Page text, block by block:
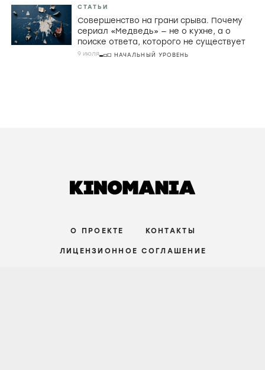
СТАТЬИ
Совершенство на грани срыва. Почему
сериал «Медведь» — не о кухне, а о
поиске ответа, которого не существует
9 июля НАЧАЛЬНЫЙ УРОВЕНЬ
О ПРОЕКТЕ КОНТАКТЫ
ЛИЦЕНЗИОННОЕ СОГЛАШЕНИЕ